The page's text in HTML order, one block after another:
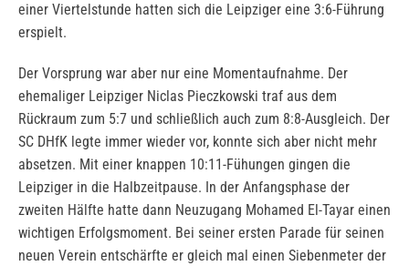
einer Viertelstunde hatten sich die Leipziger eine 3:6-Führung
erspielt.
Der Vorsprung war aber nur eine Momentaufnahme. Der
ehemaliger Leipziger Niclas Pieczkowski traf aus dem
Rückraum zum 5:7 und schließlich auch zum 8:8-Ausgleich. Der
SC DHfK legte immer wieder vor, konnte sich aber nicht mehr
absetzen. Mit einer knappen 10:11-Fühungen gingen die
Leipziger in die Halbzeitpause. In der Anfangsphase der
zweiten Hälfte hatte dann Neuzugang Mohamed El-Tayar einen
wichtigen Erfolgsmoment. Bei seiner ersten Parade für seinen
neuen Verein entschärfte er gleich mal einen Siebenmeter der